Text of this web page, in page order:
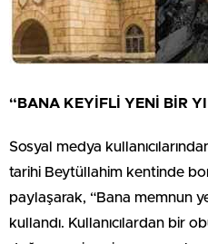
“BANA KEYİFLİ YENİ BİR
Sosyal medya
tarihi Beytüllahim kentinde
paylaşarak, “Bana memnun
kullandı. Kullanıcılardan bir